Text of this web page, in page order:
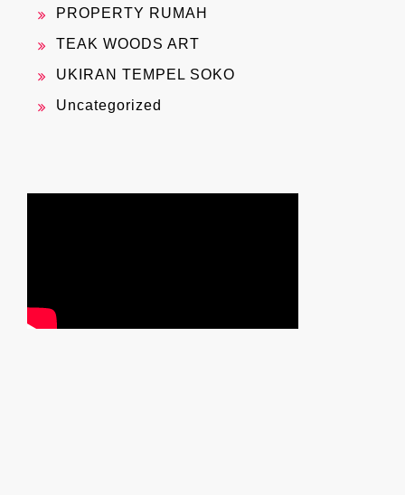
PROPERTY RUMAH
TEAK WOODS ART
UKIRAN TEMPEL SOKO
Uncategorized